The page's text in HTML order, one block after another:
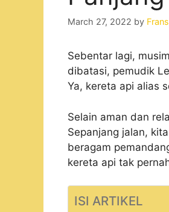
March 27, 2022 by
Sebentar lagi,
dibatasi, pemudik
Ya, kereta api alias
Selain aman dan
Sepanjang jalan,
beragam
kereta api tak
ISI ARTIKEL